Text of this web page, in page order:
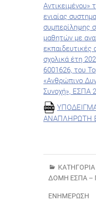
Αντικειμένου»
ενιαίας
συμπερίληψης
μαθητών με
σχολικά έτη
6001626, του
«Ανθρώπινο
Συνοχή», ΕΣΠΑ
ΑΝΑΠΛΗΡΩΤΗ
ΚΑΤΗΓΟΡΊΑ
ΔΟΜΉ ΕΣΠΑ –
ΕΝΗΜΈΡΩΣΗ